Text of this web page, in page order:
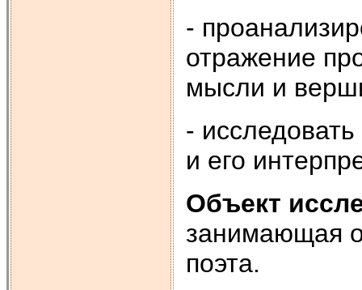
-
отражение
мысли и
-
и его
Объект
занимающая
поэта.